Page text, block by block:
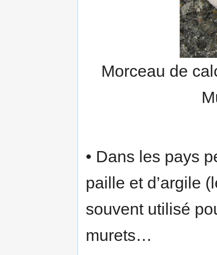
Morceau de
• Dans les pays
paille et d’argile
souvent utilisé
murets…